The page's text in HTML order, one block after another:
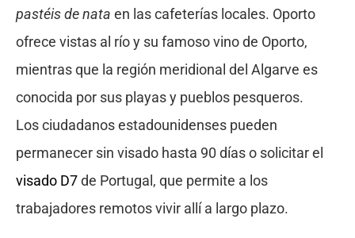
pastéis de nata en las cafeterías locales. Oporto
ofrece vistas al río y su famoso vino de Oporto,
mientras que la región meridional del Algarve es
conocida por sus playas y pueblos pesqueros.
Los ciudadanos estadounidenses pueden
permanecer sin visado hasta 90 días o solicitar el
visado D7de Portugal, que permite a los
trabajadores remotos vivir allí a largo plazo.